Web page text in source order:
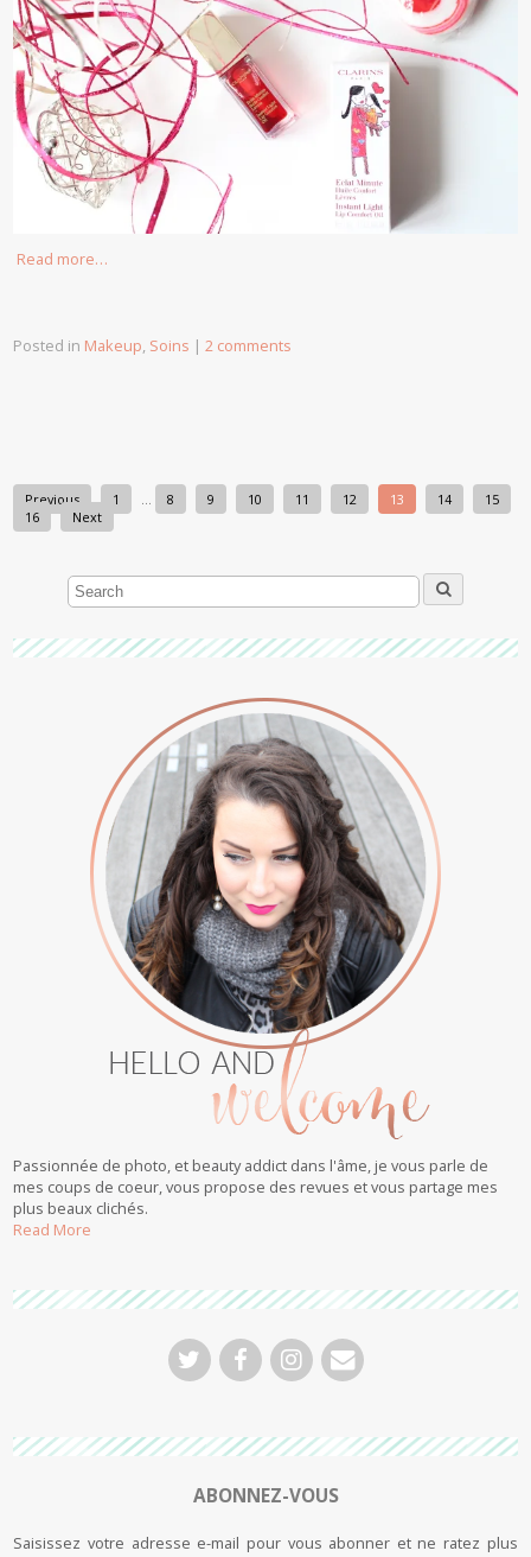
Read more…
Posted in Makeup Soins | 2 comments
Previous 1 8 9 10 11 12 13 14
15
16
Next
Passionnée de photo, et beauty addict dans l'âme, je vous parle de
mes coups de coeur, vous propose des revues et vous partage mes
plus beaux clichés.
Read More
ABONNEZ-VOUS
Saisissez votre adresse e-mail pour vous abonner et ne ratez plus